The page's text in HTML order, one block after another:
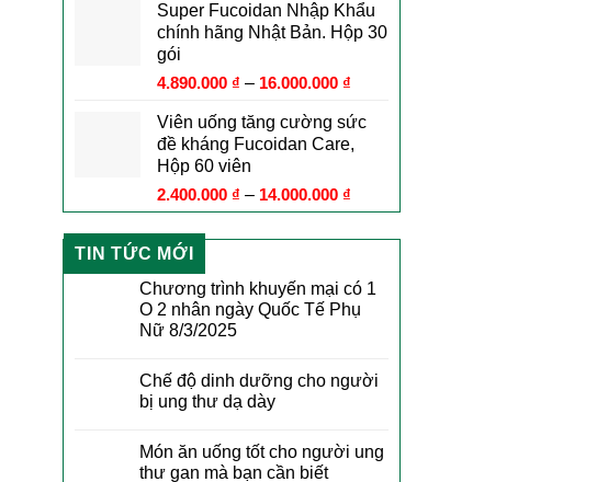
là:
2.700.000 ₫.
tại
là:
Super Fucoidan Nhập Khẩu
chính hãng Nhật Bản. Hộp 30
gói
4.890.000 ₫ – 16.000.000 ₫
Viên uống tăng cường sức
đề kháng Fucoidan Care,
Hộp 60 viên
2.400.000 ₫ – 14.000.000 ₫
TIN TỨC MỚI
Chương trình khuyến mại có 1
O 2 nhân ngày Quốc Tế Phụ
Nữ 8/3/2025
Chế độ dinh dưỡng cho người
bị ung thư dạ dày
Món ăn uống tốt cho người ung
thư gan mà bạn cần biết